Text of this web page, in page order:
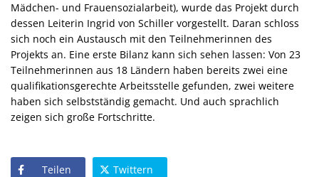
Mädchen- und Frauensozialarbeit), wurde das Projekt durch
dessen Leiterin Ingrid von Schiller vorgestellt. Daran schloss
sich noch ein Austausch mit den Teilnehmerinnen des
Projekts an. Eine erste Bilanz kann sich sehen lassen: Von 23
Teilnehmerinnen aus 18 Ländern haben bereits zwei eine
qualifikationsgerechte Arbeitsstelle gefunden, zwei weitere
haben sich selbstständig gemacht. Und auch sprachlich
zeigen sich große Fortschritte.
Teilen Twittern